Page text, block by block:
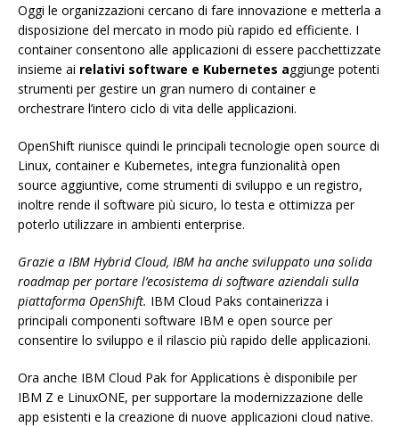
Oggi le organizzazioni cercano di fare innovazione e metterla a
disposizione del mercato in modo più rapido ed efficiente. I
container consentono alle applicazioni di essere pacchettizzate
insieme ai relativi software e Kubernetes aggiunge potenti
strumenti per gestire un gran numero di container e
orchestrare l’intero ciclo di vita delle applicazioni.
OpenShift riunisce quindi le principali tecnologie open source di
Linux, container e Kubernetes, integra funzionalità open
source aggiuntive, come strumenti di sviluppo e un registro,
inoltre rende il software più sicuro, lo testa e ottimizza per
poterlo utilizzare in ambienti enterprise.
Grazie a IBM Hybrid Cloud, IBM ha anche sviluppato una solida
roadmap per portare l’ecosistema di software aziendali sulla
piattaforma OpenShift. IBM Cloud Paks containerizza i
principali componenti software IBM e open source per
consentire lo sviluppo e il rilascio più rapido delle applicazioni.
Ora anche IBM Cloud Pak for Applications è disponibile per
IBM Z e LinuxONE, per supportare la modernizzazione delle
app esistenti e la creazione di nuove applicazioni cloud native.